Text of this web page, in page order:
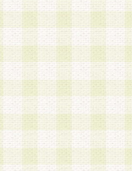
付随する業務
電話番号その他の登録情報につ
社所定の変更手続きを行うもの
認めた場合、会員に対して、電
報の対象者が会員登録者本人で
ること、アンケートの回答内容
のとます。
録後当社が定期的に行う登録情
期間内に更新手続きを行うもの
続きを行わない場合、その時点
は失効されるものとします。